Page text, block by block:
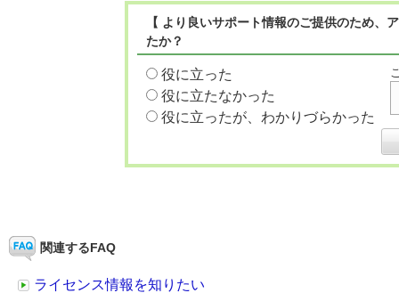
【 より良いサポート情報のご提供のため
たか？
役に立った
役に立たなかった
役に立ったが、わかりづらかった
関連するFAQ
ライセンス情報を知りたい